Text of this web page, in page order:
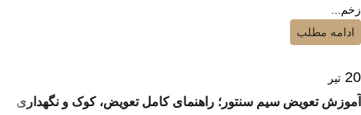
زخم...
ادامه مطلب
20 تیر
آموزش تعویض سیم سنتور؛ راهنمای کامل تعویض، کوک و نگهداری